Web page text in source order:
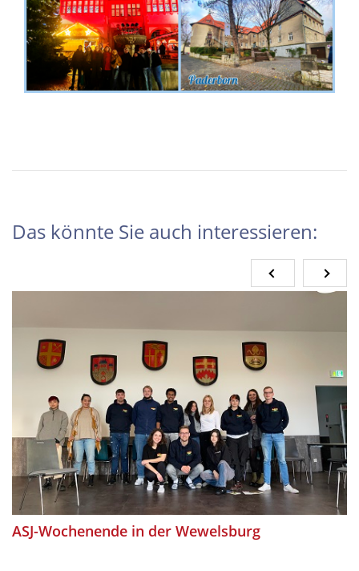
Das könnte Sie auch interessieren:
ASJ-Wochenende in der Wewelsburg